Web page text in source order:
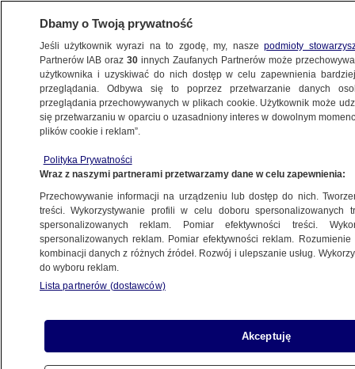
METEO
NAJNOWSZE
cyklistek
23.06.2015, 13:50
Udostępnij
Dbamy o Twoją prywatność
Jeśli użytkownik wyrazi na to zgodę, my, naszepodmioty
Partnerów IAB oraz30 innych Zaufanych Partnerów może
użytkownika i uzyskiwać do nich dostęp w celu zapewnienia
przeglądania. Odbywa się to poprzez przetwarzanie danych
przeglądania przechowywanych w plikach cookie. Użytkownik może
się przetwarzaniu w oparciu o uzasadniony interes w dowolnym
plików cookie i reklam”.
Polityka Prywatności
Wraz z naszymi partnerami przetwarzamy dane w celu zapewnienia:
Przechowywanie informacji na urządzeniu lub dostęp do nich.
treści. Wykorzystywanie profili w celu doboru spersonalizowanych
spersonalizowanych reklam. Pomiar efektywności treści.
spersonalizowanych reklam. Pomiar efektywności reklam.
kombinacji danych z różnych źródeł. Rozwój i ulepszanie usług.
do wyboru reklam.
Lista partnerów (dostawców)
Akceptuję